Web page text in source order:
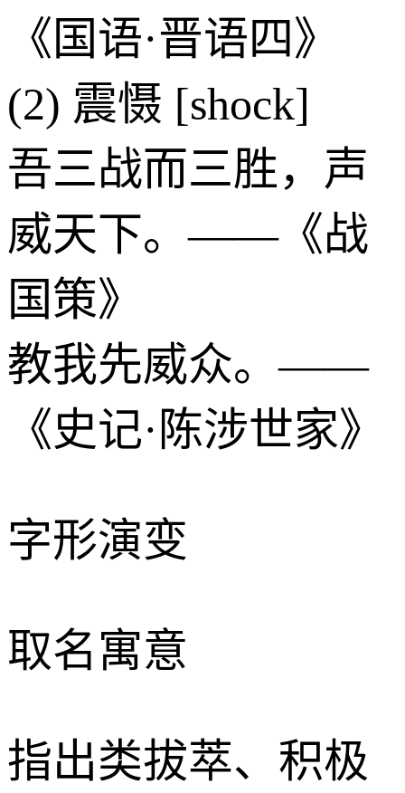
《国语·晋语四》
(2) 震慑 [shock]
吾三战而三胜，声
威天下。——《战
国策》
教我先威众。——
《史记·陈涉世家》
字形演变
取名寓意
指出类拔萃、积极